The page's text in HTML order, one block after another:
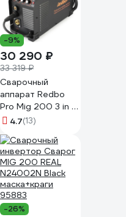
-9%
30 290 ₽
33 319 ₽
Сварочный
аппарат Redbo
Pro Mig 200 3 in 1
17152
4.7(13)
-26%